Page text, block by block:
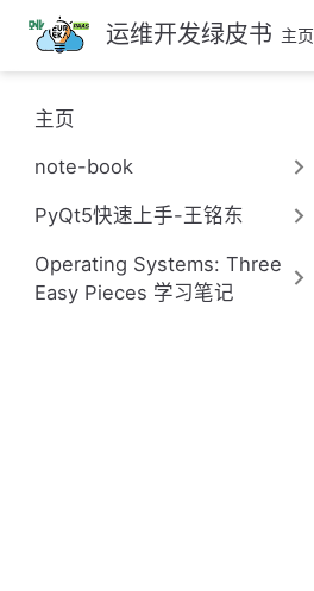
跳
至
主
要
內
运维开发绿皮书 主页
主页
note-book
PyQt5快速上手-王铭东
Operating Systems: Three
Easy Pieces 学习笔记